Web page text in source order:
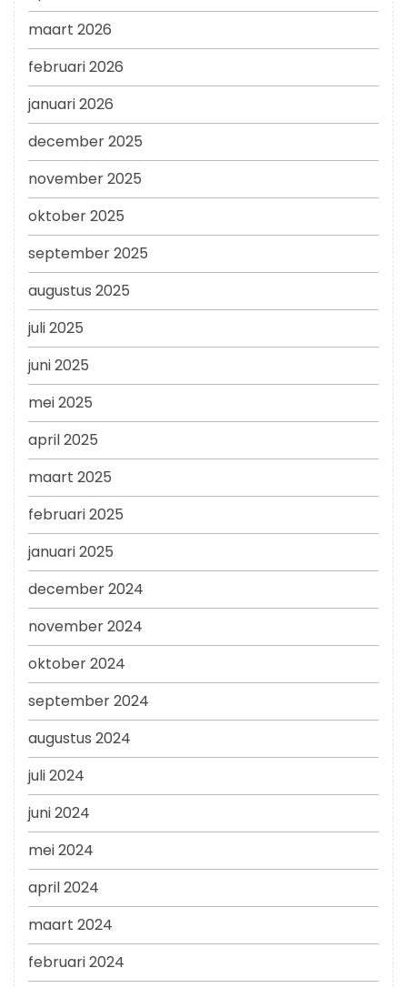
maart 2026
februari 2026
januari 2026
december 2025
november 2025
oktober 2025
september 2025
augustus 2025
juli 2025
juni 2025
mei 2025
april 2025
maart 2025
februari 2025
januari 2025
december 2024
november 2024
oktober 2024
september 2024
augustus 2024
juli 2024
juni 2024
mei 2024
april 2024
maart 2024
februari 2024